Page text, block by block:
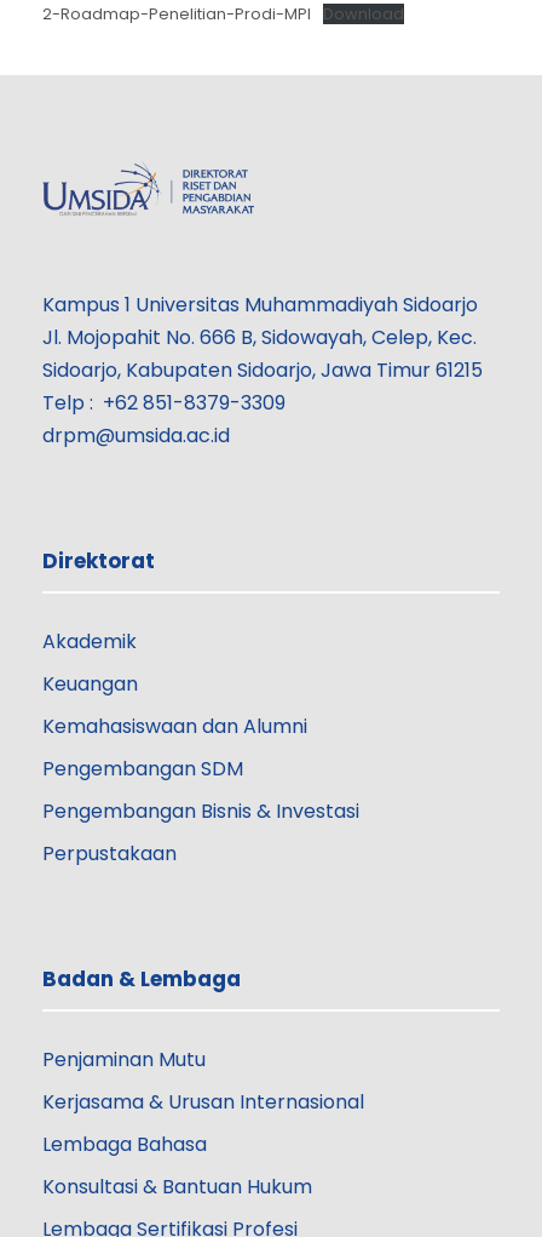
2-Roadmap-Penelitian-Prodi-MPI Download
Kampus 1 Universitas Muhammadiyah Sidoarjo
Jl. Mojopahit No. 666 B, Sidowayah, Celep, Kec.
Sidoarjo, Kabupaten Sidoarjo, Jawa Timur 61215
Telp : +62 851-8379-3309
drpm@umsida.ac.id
Direktorat
Akademik
Keuangan
Kemahasiswaan dan Alumni
Pengembangan SDM
Pengembangan Bisnis & Investasi
Perpustakaan
Badan & Lembaga
Penjaminan Mutu
Kerjasama & Urusan Internasional
Lembaga Bahasa
Konsultasi & Bantuan Hukum
Lembaga Sertifikasi Profesi